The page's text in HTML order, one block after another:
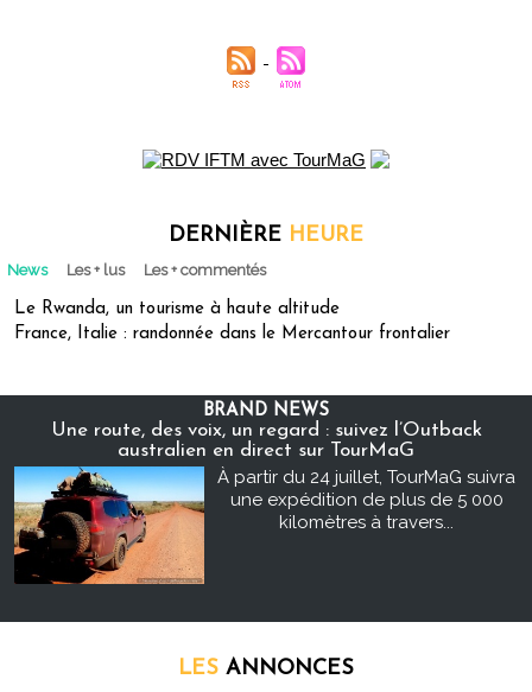
DERNIÈRE HEURE
News Les + lus Les + commentés
Le Rwanda, un tourisme à haute altitude
France, Italie : randonnée dans le Mercantour frontalier
BRAND NEWS
Une route, des voix, un regard : suivez l’Outback
australien en direct sur TourMaG
À partir du 24 juillet, TourMaG suivra
une expédition de plus de 5 000
kilomètres à travers...
LES ANNONCES